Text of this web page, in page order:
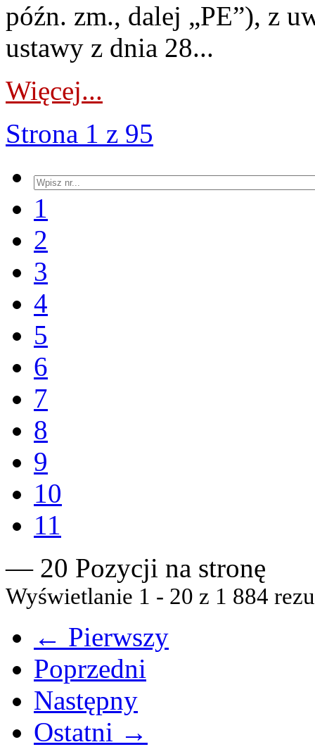
późn. zm., dalej „PE”), z
ustawy z dnia 28...
Więcej...
Strona 1 z 95
1
2
3
4
5
6
7
8
9
10
11
— 20 Pozycji na stronę
Wyświetlanie 1 - 20 z 1 884
← Pierwszy
Poprzedni
Następny
Ostatni →